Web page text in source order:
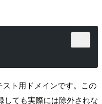
ト用ドメインです。この
しても実際には除外されな